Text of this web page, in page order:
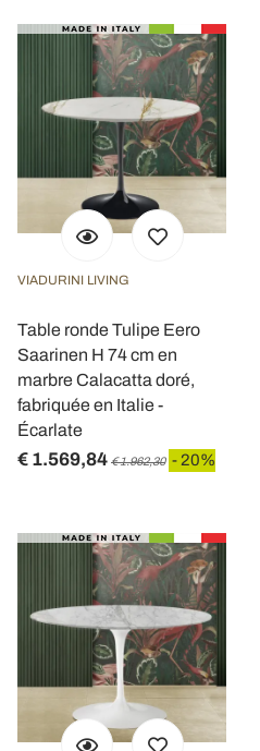
VIADURINI LIVING
Table ronde Tulipe Eero
Saarinen H 74 cm en
marbre Calacatta doré,
fabriquée en Italie -
Écarlate
€ 1.569,84 € 1.962,30 - 20%